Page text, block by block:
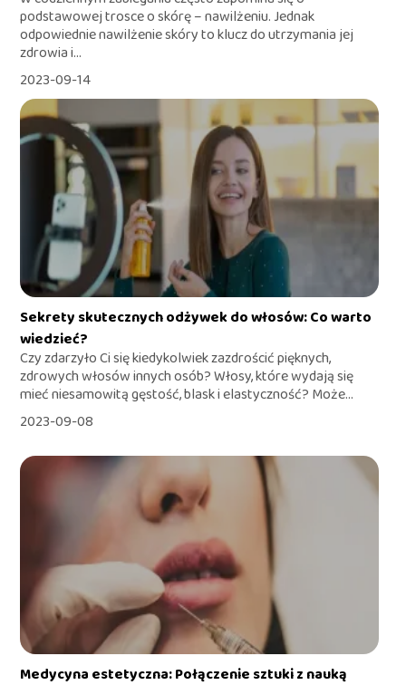
podstawowej trosce o skórę – nawilżeniu. Jednak
odpowiednie nawilżenie skóry to klucz do utrzymania jej
zdrowia i...
2023-09-14
Sekrety skutecznych odżywek do włosów: Co warto
wiedzieć?
Czy zdarzyło Ci się kiedykolwiek zazdrościć pięknych,
zdrowych włosów innych osób? Włosy, które wydają się
mieć niesamowitą gęstość, blask i elastyczność? Może...
2023-09-08
Medycyna estetyczna: Połączenie sztuki z nauką